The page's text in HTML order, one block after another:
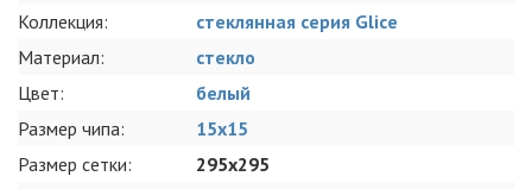
Коллекция:
стеклянная серия Glice
Материал:
стекло
Цвет:
белый
Размер чипа:
15x15
Размер сетки:
295x295